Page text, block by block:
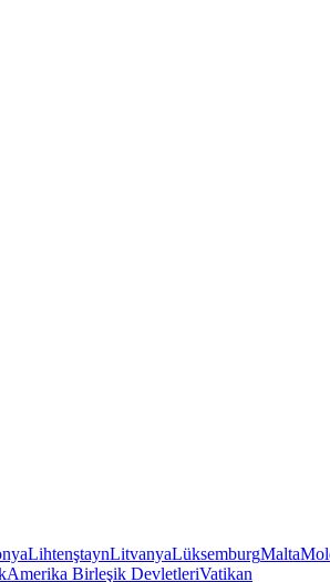
LihtenştaynLitvanyaLüksemburgMalta
Amerika Birleşik DevletleriVatikan